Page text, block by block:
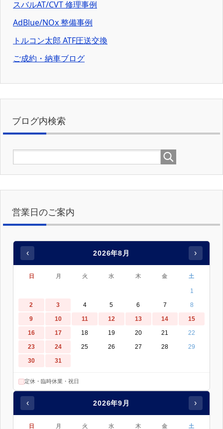
スバルAT/CVT 修理事例
AdBlue/NOx 整備事例
トルコン太郎 ATF圧送交換
ご成約・納車ブログ
ブログ内検索
営業日のご案内